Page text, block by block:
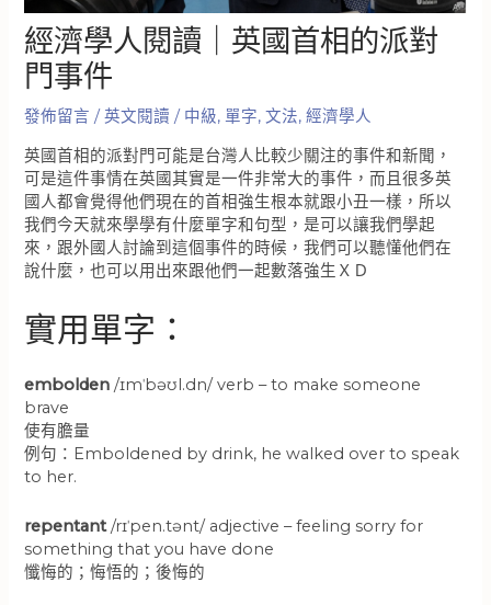
經濟學人閱讀｜英國首相的派對
門事件
發佈留言 /英文閱讀 / 中級,單字,文法,經濟學人
英國首相的派對門可能是台灣人比較少關注的事件和新聞，
可是這件事情在英國其實是一件非常大的事件，而且很多英
國人都會覺得他們現在的首相強生根本就跟小丑一樣，所以
我們今天就來學學有什麼單字和句型，是可以讓我們學起
來，跟外國人討論到這個事件的時候，我們可以聽懂他們在
說什麼，也可以用出來跟他們一起數落強生ＸＤ
實用單字：
embolden /ɪmˈbəʊl.dn/ verb – to make someone
brave
使有膽量
例句：Emboldened by drink, he walked over to speak
to her.
repentant/rɪˈpen.tənt/ adjective – feeling sorry for
something that you have done
懺悔的；悔悟的；後悔的